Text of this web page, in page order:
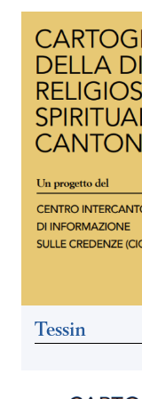
Tessin